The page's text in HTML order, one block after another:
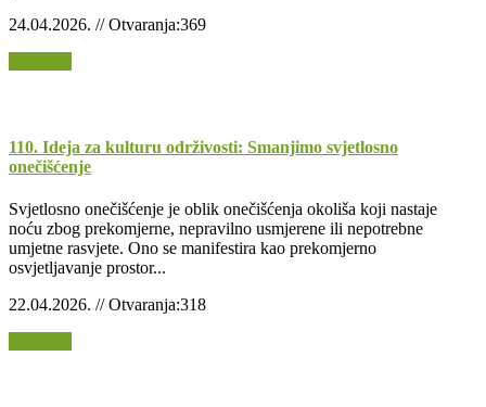
24.04.2026. // Otvaranja:369
110. Ideja za kulturu održivosti: Smanjimo svjetlosno
onečišćenje
Svjetlosno onečišćenje je oblik onečišćenja okoliša koji nastaje
noću zbog prekomjerne, nepravilno usmjerene ili nepotrebne
umjetne rasvjete. Ono se manifestira kao prekomjerno
osvjetljavanje prostor...
22.04.2026. // Otvaranja:318